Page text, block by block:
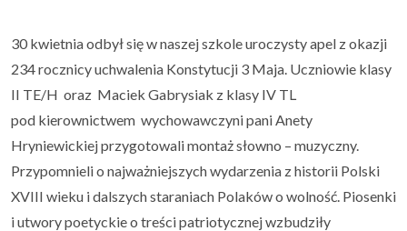
Podlaskie Kukułki ▼
30 kwietnia odbył się w naszej szkole uroczysty apel z okazji
234 rocznicy uchwalenia Konstytucji 3 Maja. Uczniowie klasy
II TE/H oraz Maciek Gabrysiak z klasy IV TL
pod kierownictwem wychowawczyni pani Anety
Hryniewickiej przygotowali montaż słowno – muzyczny.
Przypomnieli o najważniejszych wydarzenia z historii Polski
XVIII wieku i dalszych staraniach Polaków o wolność. Piosenki
i utwory poetyckie o treści patriotycznej wzbudziły